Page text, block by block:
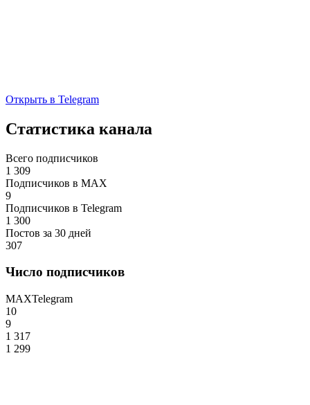
Открыть в Telegram
Статистика канала
Всего подписчиков
1 309
Подписчиков в MAX
9
Подписчиков в Telegram
1 300
Постов за 30 дней
307
Число подписчиков
MAXTelegram
10
9
1 317
1 299